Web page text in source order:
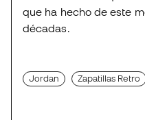
que ha hecho de este
décadas.
Jordan Zapatillas Retro